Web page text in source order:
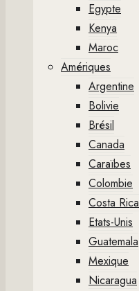
Egypte
Kenya
Maroc
Amériques
Argentine
Bolivie
Brésil
Canada
Caraïbes
Colombie
Costa Rica
Etats-Unis
Guatemala
Mexique
Nicaragua